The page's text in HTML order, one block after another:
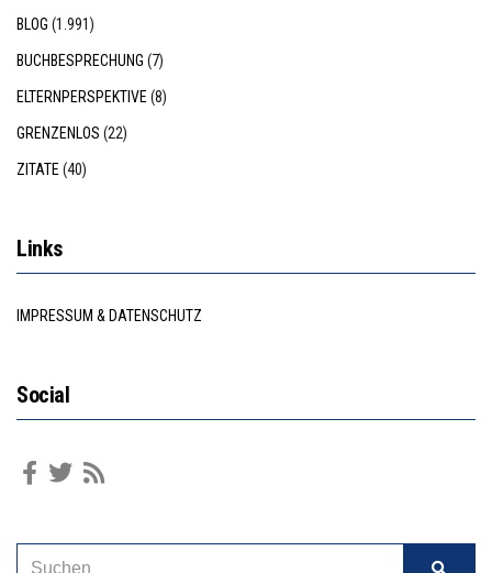
BLOG (1.991)
BUCHBESPRECHUNG (7)
ELTERNPERSPEKTIVE(8)
GRENZENLOS (22)
ZITATE(40)
Links
IMPRESSUM & DATENSCHUTZ
Social